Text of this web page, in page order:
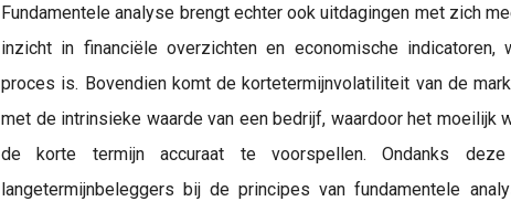
Fundamentele analyse brengt echter ook uitdagingen met zich
inzicht in financiële overzichten en economische indicatoren,
proces is. Bovendien komt de kortetermijnvolatiliteit van de
met de intrinsieke waarde van een bedrijf, waardoor het moeilijk
de korte termijn accuraat te voorspellen. Ondanks
langetermijnbeleggers bij de principes van fundamentele